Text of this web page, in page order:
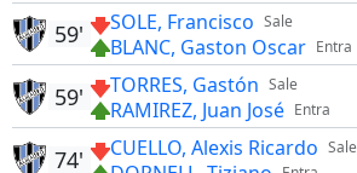
Sale
SOLE, Francisco
Entra
BLANC, Gaston Oscar
59'
Sale
TORRES, Gastón
Entra
RAMIREZ, Juan José
59'
Sale
CUELLO, Alexis Ricardo
74'